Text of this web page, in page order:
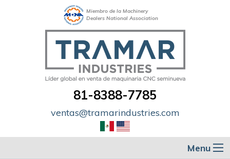
Miembro de la Machinery
Dealers National Association
81-8388-7785
ventas@tramarindustries.com
Menu